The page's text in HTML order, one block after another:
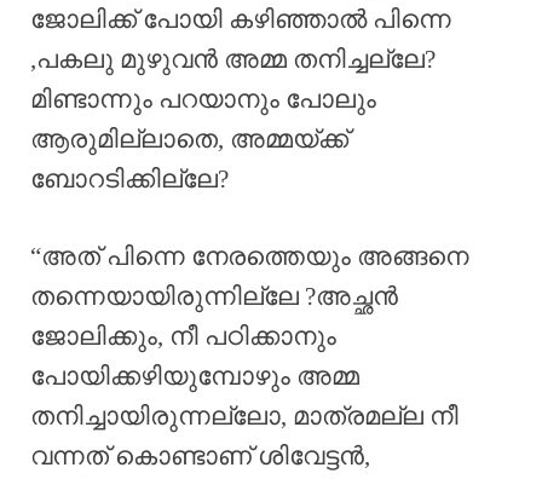
ജോലിക്ക് പോയി കഴിഞ്ഞാൽ പിന്നെ
,പകലു മുഴുവൻ അമ്മ തനിച്ചല്ലേ?
മിണ്ടാന്നും പറയാനും പോലും
ആരുമില്ലാതെ, അമ്മയ്ക്ക്
ബോറടിക്കില്ലേ?
“അത് പിന്നെ നേരത്തെയും അങ്ങനെ
തന്നെയായിരുന്നില്ലേ ?അച്ഛൻ
ജോലിക്കും, നീ പഠിക്കാനും
പോയിക്കഴിയുമ്പോഴും അമ്മ
തനിച്ചായിരുന്നല്ലോ, മാത്രമല്ല നീ
വന്നത് കൊണ്ടാണ് ശിവേട്ടൻ,